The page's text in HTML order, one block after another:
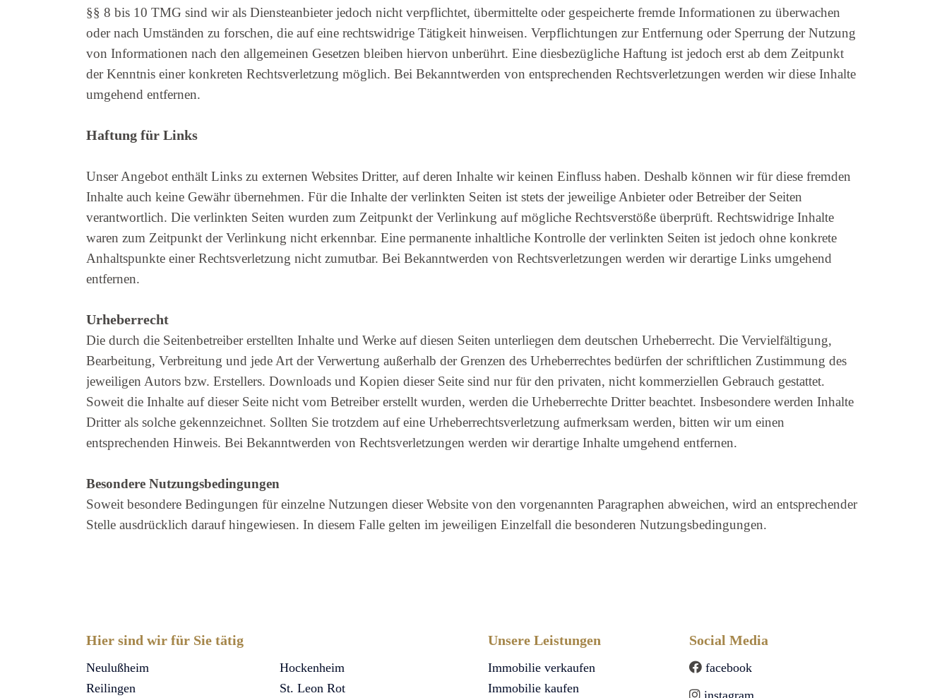
§§ 8 bis 10 TMG sind wir als Diensteanbieter jedoch nicht verpflichtet, übermittelte oder gespeicherte fremde Informationen zu überwachen
oder nach Umständen zu forschen, die auf eine rechtswidrige Tätigkeit hinweisen. Verpflichtungen zur Entfernung oder Sperrung der Nutzung
von Informationen nach den allgemeinen Gesetzen bleiben hiervon unberührt. Eine diesbezügliche Haftung ist jedoch erst ab dem Zeitpunkt
der Kenntnis einer konkreten Rechtsverletzung möglich. Bei Bekanntwerden von entsprechenden Rechtsverletzungen werden wir diese Inhalte
umgehend entfernen.
Haftung für Links
Unser Angebot enthält Links zu externen Websites Dritter, auf deren Inhalte wir keinen Einfluss haben. Deshalb können wir für diese fremden
Inhalte auch keine Gewähr übernehmen. Für die Inhalte der verlinkten Seiten ist stets der jeweilige Anbieter oder Betreiber der Seiten
verantwortlich. Die verlinkten Seiten wurden zum Zeitpunkt der Verlinkung auf mögliche Rechtsverstöße überprüft. Rechtswidrige Inhalte
waren zum Zeitpunkt der Verlinkung nicht erkennbar. Eine permanente inhaltliche Kontrolle der verlinkten Seiten ist jedoch ohne konkrete
Anhaltspunkte einer Rechtsverletzung nicht zumutbar. Bei Bekanntwerden von Rechtsverletzungen werden wir derartige Links umgehend
entfernen.
Urheberrecht
Die durch die Seitenbetreiber erstellten Inhalte und Werke auf diesen Seiten unterliegen dem deutschen Urheberrecht. Die Vervielfältigung,
Bearbeitung, Verbreitung und jede Art der Verwertung außerhalb der Grenzen des Urheberrechtes bedürfen der schriftlichen Zustimmung des
jeweiligen Autors bzw. Erstellers. Downloads und Kopien dieser Seite sind nur für den privaten, nicht kommerziellen Gebrauch gestattet.
Soweit die Inhalte auf dieser Seite nicht vom Betreiber erstellt wurden, werden die Urheberrechte Dritter beachtet. Insbesondere werden Inhalte
Dritter als solche gekennzeichnet. Sollten Sie trotzdem auf eine Urheberrechtsverletzung aufmerksam werden, bitten wir um einen
entsprechenden Hinweis. Bei Bekanntwerden von Rechtsverletzungen werden wir derartige Inhalte umgehend entfernen.
Besondere Nutzungsbedingungen
Soweit besondere Bedingungen für einzelne Nutzungen dieser Website von den vorgenannten Paragraphen abweichen, wird an entsprechender
Stelle ausdrücklich darauf hingewiesen. In diesem Falle gelten im jeweiligen Einzelfall die besonderen Nutzungsbedingungen.
Hier sind wir für Sie tätig
Neulußheim
Reilingen
Hockenheim
St. Leon Rot
Unsere Leistungen
Immobilie verkaufen
Immobilie kaufen
Social Media
facebook
instagram